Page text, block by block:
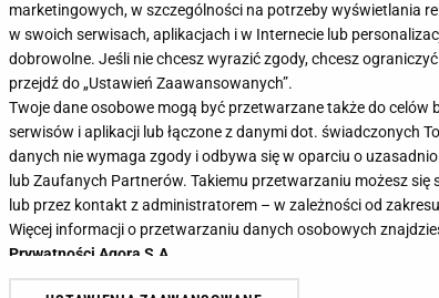
marketingowych, w szczególności na potrzeby wyświetlania
w swoich serwisach, aplikacjach i w Internecie lub
dobrowolne. Jeśli nie chcesz wyrazić zgody, chcesz
przejdź do „Ustawień Zaawansowanych”.
Twoje dane osobowe mogą być przetwarzane także do
serwisów i aplikacji lub łączone z danymi dot. świadczonych
danych nie wymaga zgody i odbywa się w oparciu o
lub Zaufanych Partnerów. Takiemu przetwarzaniu możesz
lub przez kontakt z administratorem – w zależności od
Więcej informacji o przetwarzaniu danych osobowych
Prywatności Agora S.A.